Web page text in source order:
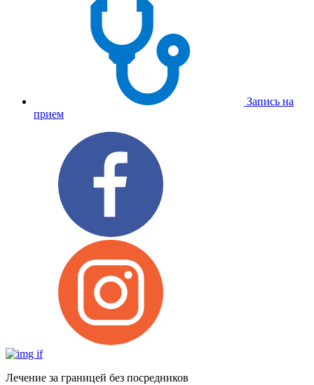
Запись на
прием
Лечение за границей без посредников